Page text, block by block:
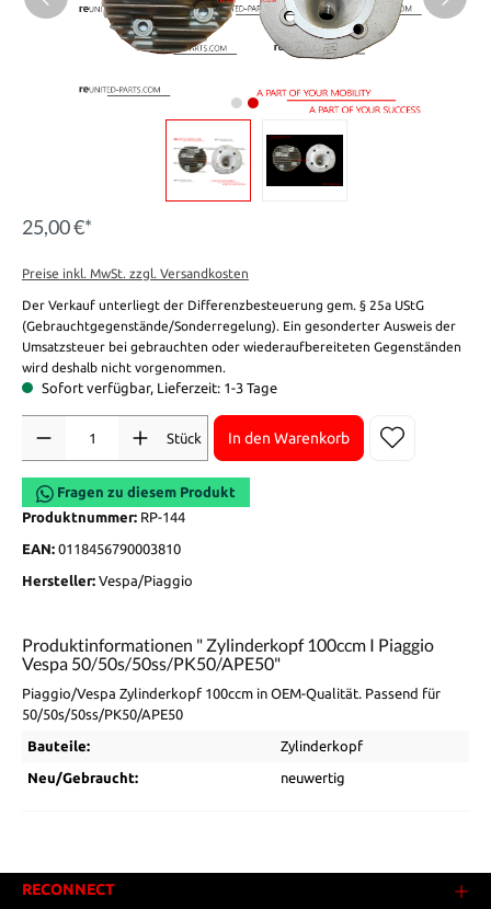
25,00 €*
Preise inkl. MwSt. zzgl. Versandkosten
Der Verkauf unterliegt der Differenzbesteuerung gem. § 25a UStG
(Gebrauchtgegenstände/Sonderregelung). Ein gesonderter Ausweis der
Umsatzsteuer bei gebrauchten oder wiederaufbereiteten Gegenständen
wird deshalb nicht vorgenommen.
Sofort verfügbar, Lieferzeit: 1-3 Tage
Stück
In den Warenkorb
Fragen zu diesem Produkt
Produktnummer: RP-144
EAN: 0118456790003810
Hersteller: Vespa/Piaggio
Produktinformationen " Zylinderkopf 100ccm I Piaggio
Vespa 50/50s/50ss/PK50/APE50"
Piaggio/Vespa Zylinderkopf 100ccm in OEM-Qualität. Passend für
50/50s/50ss/PK50/APE50
Bauteile: Zylinderkopf
Neu/Gebraucht: neuwertig
RECONNECT